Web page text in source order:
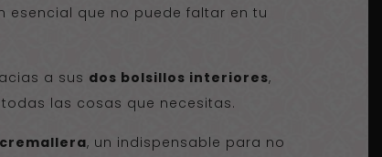
esencial que no puede faltar en tu
a sus dos bolsillos interiores,
las cosas que necesitas.
, un indispensable para no